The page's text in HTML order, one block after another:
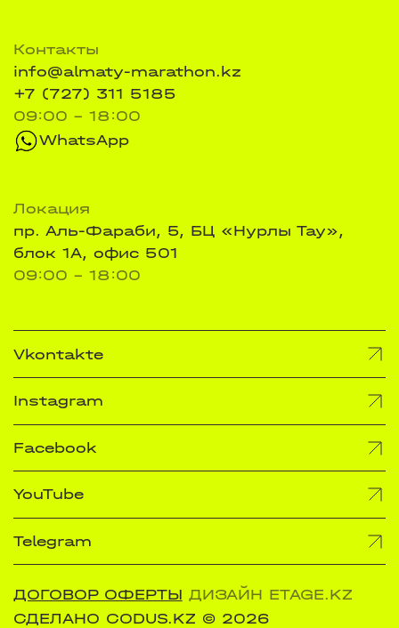
Контакты
info@almaty-marathon.kz
+7 (727) 311 5185
09:00 - 18:00
WhatsApp
Локация
пр. Аль-Фараби, 5, БЦ «Нурлы Тау»,
блок 1А, офис 501
09:00 - 18:00
Vkontakte
Instagram
Facebook
YouTube
Telegram
ДОГОВОР ОФЕРТЫ ДИЗАЙН ETAGE.KZ
СДЕЛАНО CODUS.KZ © 2026